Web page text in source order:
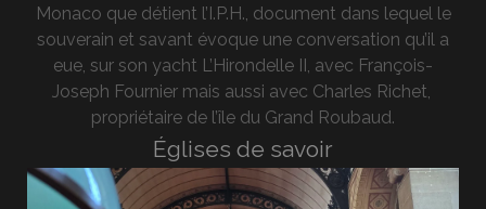
Monaco que détient l’I.P.H., document dans lequel le
souverain et savant évoque une conversation qu’il a
eue, sur son yacht L’Hirondelle II, avec François-
Joseph Fournier mais aussi avec Charles Richet,
propriétaire de l’île du Grand Roubaud.
Églises de savoir